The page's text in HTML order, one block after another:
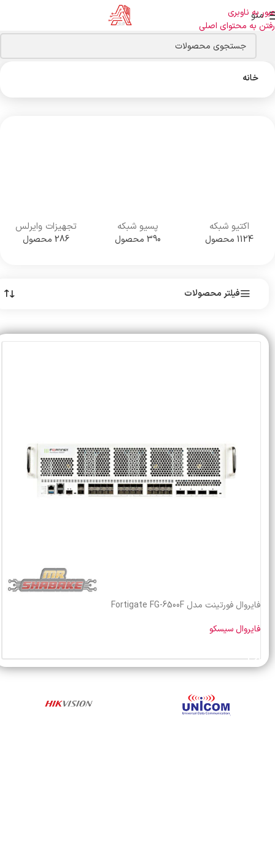
عبور به ناوبری
رفتن به محتوای اصلی
منو
خانه
اکتیو شبکه
1124 محصول
پسیو شبکه
390 محصول
تجهیزات وایرلس
286 محصول
فیلتر محصولات
فایروال فورتینت مدل Fortigate FG-6500F
فایروال سیسکو